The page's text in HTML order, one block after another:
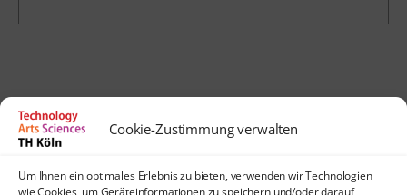
Cookie-Zustimmung verwalten
Um Ihnen ein optimales Erlebnis zu bieten, verwenden wir Technologien
wie Cookies, um Geräteinformationen zu speichern und/oder darauf
lehrpfade@th-koeln.de